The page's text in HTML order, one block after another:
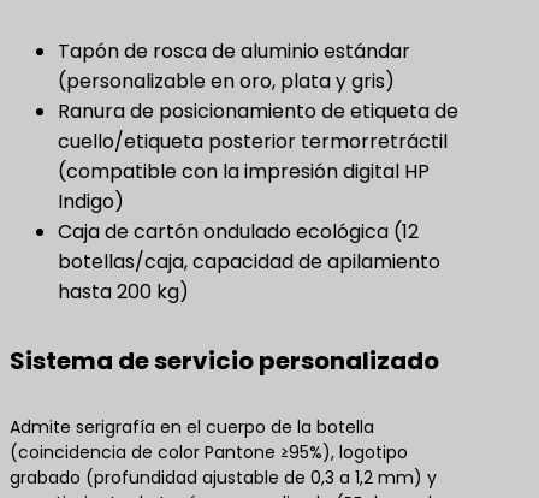
Tapón de rosca de aluminio estándar
(personalizable en oro, plata y gris)
Ranura de posicionamiento de etiqueta de
cuello/etiqueta posterior termorretráctil
(compatible con la impresión digital HP
Indigo)
Caja de cartón ondulado ecológica (12
botellas/caja, capacidad de apilamiento
hasta 200 kg)
Sistema de servicio personalizado
Admite serigrafía en el cuerpo de la botella
(coincidencia de color Pantone ≥95%), logotipo
grabado (profundidad ajustable de 0,3 a 1,2 mm) y